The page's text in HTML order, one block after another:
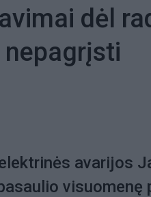
dėl
avarijos
visuomenę